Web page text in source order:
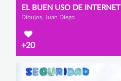
EL BUEN USO DE INTERNET
Dibujos, Juan Diego
+20